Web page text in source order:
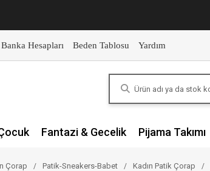
Banka Hesapları Beden Tablosu Yardım
Fantazi & Gecelik Pijama Takımı
Çorap Patik-Sneakers-Babet Kadın Patik Çorap